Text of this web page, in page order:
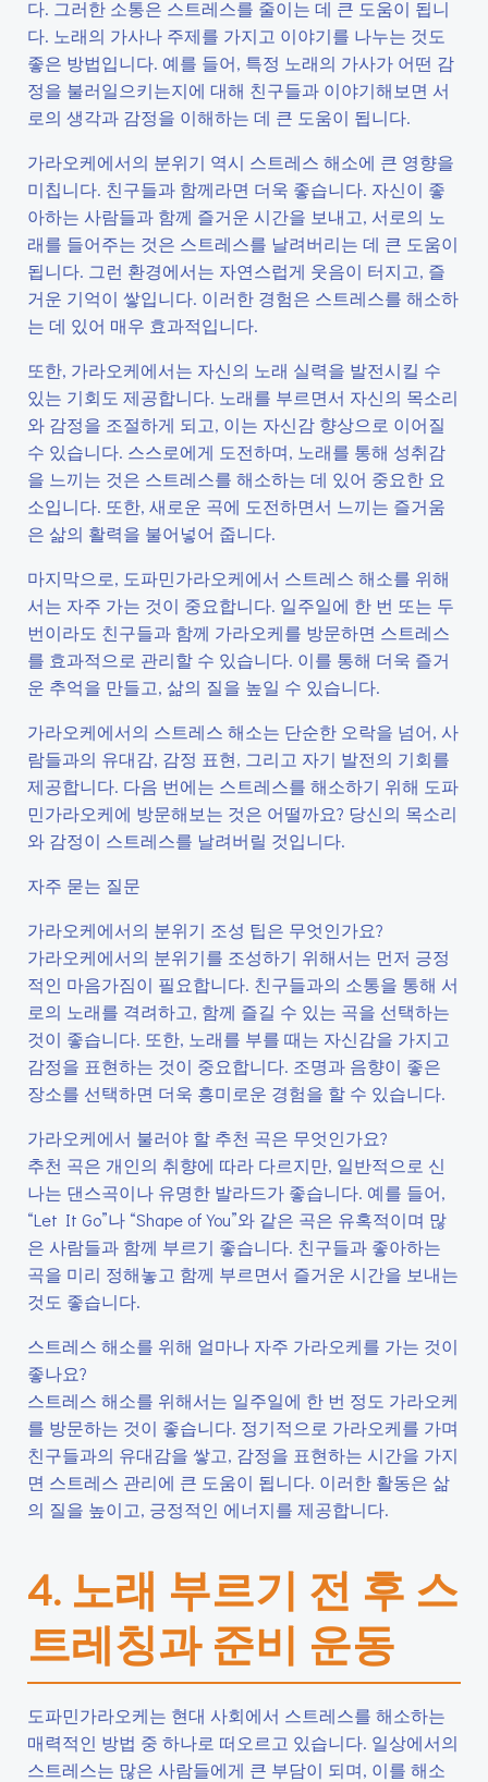
다. 그러한 소통은 스트레스를 줄이는 데 큰 도움이 됩니
다. 노래의 가사나 주제를 가지고 이야기를 나누는 것도
좋은 방법입니다. 예를 들어, 특정 노래의 가사가 어떤 감
정을 불러일으키는지에 대해 친구들과 이야기해보면 서
로의 생각과 감정을 이해하는 데 큰 도움이 됩니다.
가라오케에서의 분위기 역시 스트레스 해소에 큰 영향을
미칩니다. 친구들과 함께라면 더욱 좋습니다. 자신이 좋
아하는 사람들과 함께 즐거운 시간을 보내고, 서로의 노
래를 들어주는 것은 스트레스를 날려버리는 데 큰 도움이
됩니다. 그런 환경에서는 자연스럽게 웃음이 터지고, 즐
거운 기억이 쌓입니다. 이러한 경험은 스트레스를 해소하
는 데 있어 매우 효과적입니다.
또한, 가라오케에서는 자신의 노래 실력을 발전시킬 수
있는 기회도 제공합니다. 노래를 부르면서 자신의 목소리
와 감정을 조절하게 되고, 이는 자신감 향상으로 이어질
수 있습니다. 스스로에게 도전하며, 노래를 통해 성취감
을 느끼는 것은 스트레스를 해소하는 데 있어 중요한 요
소입니다. 또한, 새로운 곡에 도전하면서 느끼는 즐거움
은 삶의 활력을 불어넣어 줍니다.
마지막으로, 도파민가라오케에서 스트레스 해소를 위해
서는 자주 가는 것이 중요합니다. 일주일에 한 번 또는 두
번이라도 친구들과 함께 가라오케를 방문하면 스트레스
를 효과적으로 관리할 수 있습니다. 이를 통해 더욱 즐거
운 추억을 만들고, 삶의 질을 높일 수 있습니다.
가라오케에서의 스트레스 해소는 단순한 오락을 넘어, 사
람들과의 유대감, 감정 표현, 그리고 자기 발전의 기회를
제공합니다. 다음 번에는 스트레스를 해소하기 위해 도파
민가라오케에 방문해보는 것은 어떨까요? 당신의 목소리
와 감정이 스트레스를 날려버릴 것입니다.
자주 묻는 질문
가라오케에서의 분위기 조성 팁은 무엇인가요?
가라오케에서의 분위기를 조성하기 위해서는 먼저 긍정
적인 마음가짐이 필요합니다. 친구들과의 소통을 통해 서
로의 노래를 격려하고, 함께 즐길 수 있는 곡을 선택하는
것이 좋습니다. 또한, 노래를 부를 때는 자신감을 가지고
감정을 표현하는 것이 중요합니다. 조명과 음향이 좋은
장소를 선택하면 더욱 흥미로운 경험을 할 수 있습니다.
가라오케에서 불러야 할 추천 곡은 무엇인가요?
추천 곡은 개인의 취향에 따라 다르지만, 일반적으로 신
나는 댄스곡이나 유명한 발라드가 좋습니다. 예를 들어,
“Let It Go”나 “Shape of You”와 같은 곡은 유혹적이며 많
은 사람들과 함께 부르기 좋습니다. 친구들과 좋아하는
곡을 미리 정해놓고 함께 부르면서 즐거운 시간을 보내는
것도 좋습니다.
스트레스 해소를 위해 얼마나 자주 가라오케를 가는 것이
좋나요?
스트레스 해소를 위해서는 일주일에 한 번 정도 가라오케
를 방문하는 것이 좋습니다. 정기적으로 가라오케를 가며
친구들과의 유대감을 쌓고, 감정을 표현하는 시간을 가지
면 스트레스 관리에 큰 도움이 됩니다. 이러한 활동은 삶
의 질을 높이고, 긍정적인 에너지를 제공합니다.
4. 노래 부르기 전 후 스
트레칭과 준비 운동
도파민가라오케는 현대 사회에서 스트레스를 해소하는
매력적인 방법 중 하나로 떠오르고 있습니다. 일상에서의
스트레스는 많은 사람들에게 큰 부담이 되며, 이를 해소